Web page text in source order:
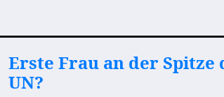
Erste Frau an der Spitze
UN?